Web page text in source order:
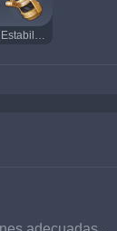
Estabilizador de pesca